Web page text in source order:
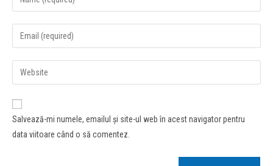
Salvează-mi numele, emailul și site-ul web în acest navigator pentru
data viitoare când o să comentez.